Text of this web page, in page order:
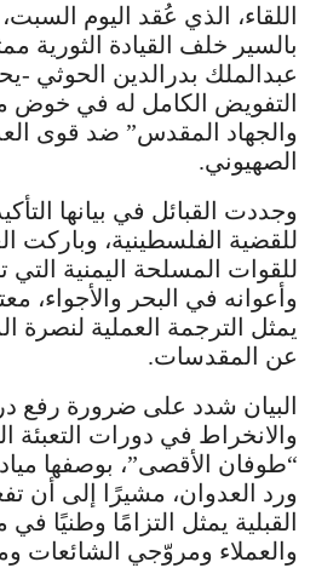
اللقاء، الذي عُقد اليوم
بالسير خلف القيادة الثورية
عبدالملك بدرالدين الحوثي -
التفويض الكامل له في خوض
والجهاد المقدس” ضد قوى
الصهيوني.
وجددت القبائل في بيانها
للقضية الفلسطينية، وباركت
للقوات المسلحة اليمنية التي
وأعوانه في البحر والأجواء،
يمثل الترجمة العملية لنصرة
عن المقدسات.
البيان شدد على ضرورة رفع
والانخراط في دورات التعبئة
“طوفان الأقصى”، بوصفها
ورد العدوان، مشيرًا إلى أن
القبلية يمثل التزامًا وطنيًا في
والعملاء ومروّجي الشائعات